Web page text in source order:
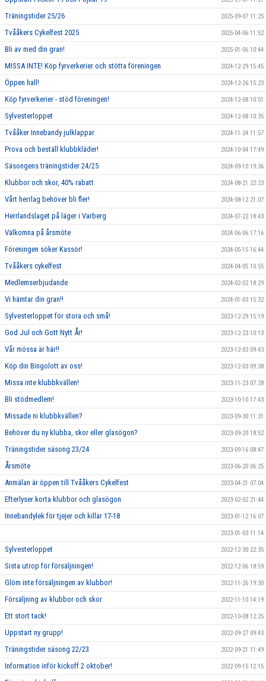
Träningstider 25/26 2025-09-07 11:25
Tvååkers Cykelfest 2025 2025-04-06 11:52
Bli av med din gran! 2025-01-06 10:44
MISSA INTE! Köp fyrverkerier och stötta föreningen 2024-12-29 15:45
Öppen hall! 2024-12-26 15:23
Köp fyrverkerier - stöd föreningen! 2024-12-08 10:51
Sylvesterloppet 2024-12-08 10:35
Tvååker Innebandy julklappar 2024-11-24 11:57
Prova och beställ klubbkläder! 2024-10-04 17:49
Säsongens träningstider 24/25 2024-09-10 19:36
Klubbor och skor, 40% rabatt 2024-08-21 22:23
Vårt herrlag behöver bli fler! 2024-08-12 21:07
Herrlandslaget på läger i Varberg 2024-07-22 18:43
Välkomna på årsmöte 2024-06-06 17:16
Föreningen söker Kassör! 2024-05-15 16:44
Tvååkers cykelfest 2024-04-05 10:55
Medlemserbjudande 2024-02-02 18:29
Vi hämtar din gran!! 2024-01-03 15:32
Sylvesterloppet för stora och små! 2023-12-29 15:19
God Jul och Gott Nytt År! 2023-12-23 10:13
Vår mössa är här!! 2023-12-03 09:43
Köp din Bingolott av oss! 2023-12-03 09:38
Missa inte klubbkvällen! 2023-11-23 07:28
Bli stödmedlem! 2023-10-10 17:43
Missade ni klubbkvällen? 2023-09-30 11:31
Behöver du ny klubba, skor eller glasögon? 2023-09-20 18:52
Träningstider säsong 23/24 2023-09-16 08:47
Årsmöte 2023-06-20 06:25
Anmälan är öppen till Tvååkers Cykelfest 2023-04-21 07:04
Efterlyser korta klubbor och glasögon 2023-02-02 21:44
Innebandylek för tjejer och killar 17-18 2023-01-12 16:07
2023-01-03 11:14
Sylvesterloppet 2022-12-30 22:35
Sista utrop för försäljningen! 2022-12-06 18:59
Glöm inte försäljningen av klubbor! 2022-11-26 19:30
Försäljning av klubbor och skor 2022-11-10 14:19
Ett stort tack! 2022-10-08 12:25
Uppstart ny grupp! 2022-09-27 09:43
Träningstider säsong 22/23 2022-09-21 11:49
Information inför kickoff 2 oktober! 2022-09-15 12:15